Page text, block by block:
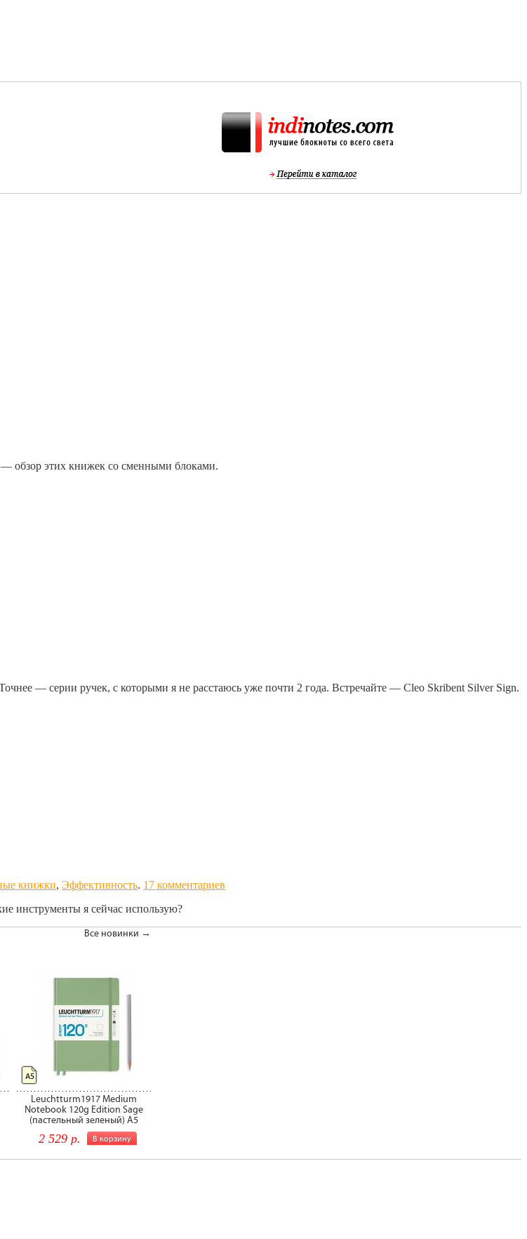
обзор этих книжек со сменными блоками.
— серии ручек, с которыми я не расстаюсь уже почти 2 года. Встречайте — Cleo Skribent Silver Sign.
книжки, Эффективность. 17 комментариев
инструменты я сейчас использую?